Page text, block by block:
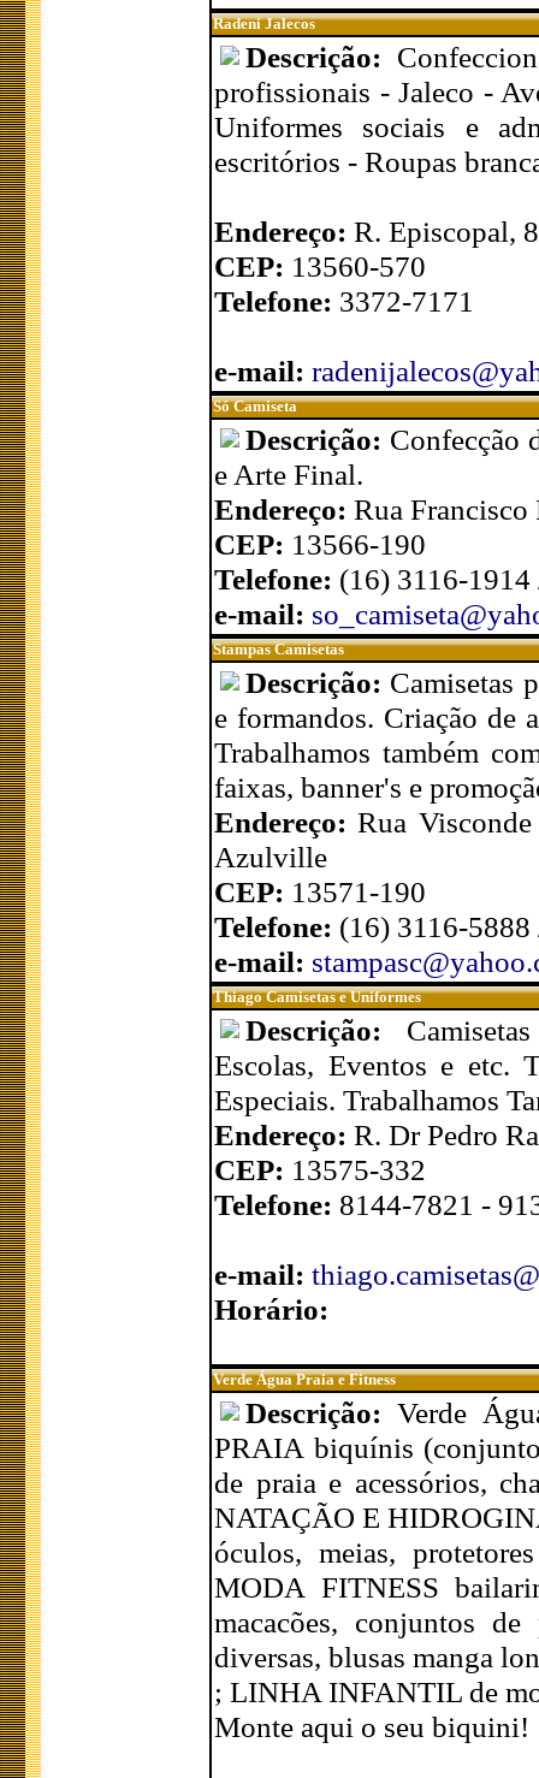
Radeni Jalecos
Descrição:
profissionais - Jaleco -
Uniformes sociais e
escritórios - Roupas
Endereço: R. Episcopal,
CEP: 13560-570
Telefone: 3372-7171
e-mail:
Só Camiseta
Descrição: Confecção
e Arte Final.
Endereço: Rua
CEP: 13566-190
Telefone: (16) 3116-
e-mail:
Stampas Camisetas
Descrição: Camisetas
e formandos. Criação de
Trabalhamos também
faixas, banner's e
Endereço:Rua
Azulville
CEP: 13571-190
Telefone: (16) 3116-
e-mail:
Thiago Camisetas e Uniformes
Descrição:
Escolas, Eventos e etc.
Especiais. Trabalhamos
Endereço: R. Dr Pedro
CEP: 13575-332
Telefone: 8144-7821 -
e-mail:
Horário:
Verde Água Praia e Fitness
Descrição:Verde
PRAIA biquínis
de praia e acessórios,
NATAÇÃO E
óculos, meias,
MODA FITNESS
macacões, conjuntos
diversas, blusas manga
; LINHA INFANTIL de
Monte aqui o seu biquini!